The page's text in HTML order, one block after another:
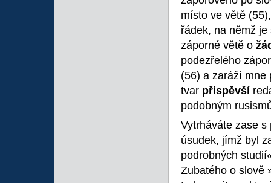
místo ve větě
řádek, na němž
záporné větě o
podezřelého
(56) a zaráží mne
tvar přispěvší
podobným
Vytrháváte zase
úsudek, jímž byl
podrobných
Zubatého o slově